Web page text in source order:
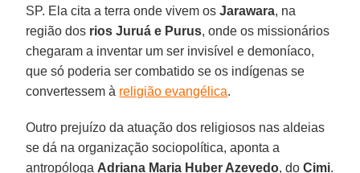
SP. Ela cita a terra onde vivem osJarawara, na
região dos rios Juruá e Purus, onde os missionários
chegaram a inventar um ser invisível e demoníaco,
que só poderia ser combatido se os indígenas se
convertessem à religião evangélica.
Outro prejuízo da atuação dos religiosos nas aldeias
se dá na organização sociopolítica, aponta a
antropóloga Adriana Maria Huber Azevedo, doCimi.